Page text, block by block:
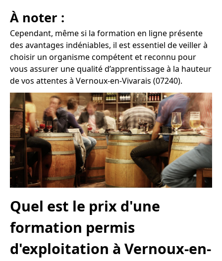
À noter :
Cependant, même si la formation en ligne présente
des avantages indéniables, il est essentiel de veiller à
choisir un organisme compétent et reconnu pour
vous assurer une qualité d’apprentissage à la hauteur
de vos attentes à Vernoux-en-Vivarais (07240).
Quel est le prix d'une
formation permis
d'exploitation à Vernoux-en-